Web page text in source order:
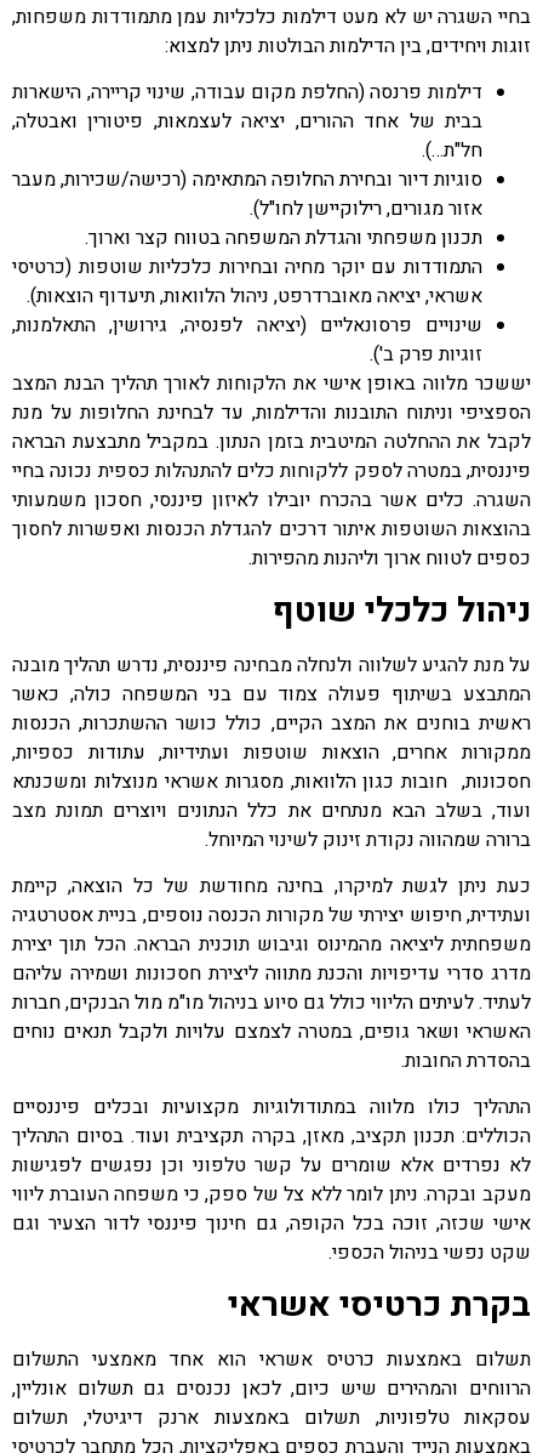
בחיי השגרה יש לא מעט דילמות כלכליות עמן מתמודדות משפחות,
זוגות ויחידים, בין הדילמות הבולטות ניתן למצוא:
דילמות פרנסה (החלפת מקום עבודה, שינוי קריירה, הישארות
בבית של אחד ההורים, יציאה לעצמאות, פיטורין ואבטלה,
חל"ת…).
סוגיות דיור ובחירת החלופה המתאימה (רכישה/שכירות, מעבר
אזור מגורים, רילוקיישן לחו"ל).
תכנון משפחתי והגדלת המשפחה בטווח קצר וארוך.
התמודדות עם יוקר מחיה ובחירות כלכליות שוטפות (כרטיסי
אשראי, יציאה מאוברדרפט, ניהול הלוואות, תיעדוף הוצאות).
שינויים פרסונאליים (יציאה לפנסיה, גירושין, התאלמנות,
זוגיות פרק ב').
יששכר מלווה באופן אישי את הלקוחות לאורך תהליך הבנת המצב
הספציפי וניתוח התובנות והדילמות, עד לבחינת החלופות על מנת
לקבל את ההחלטה המיטבית בזמן הנתון. במקביל מתבצעת הבראה
פיננסית, במטרה לספק ללקוחות כלים להתנהלות כספית נכונה בחיי
השגרה. כלים אשר בהכרח יובילו לאיזון פיננסי, חסכון משמעותי
בהוצאות השוטפות איתור דרכים להגדלת הכנסות ואפשרות לחסוך
כספים לטווח ארוך וליהנות מהפירות.
ניהול כלכלי שוטף
על מנת להגיע לשלווה ולנחלה מבחינה פיננסית, נדרש תהליך מובנה
המתבצע בשיתוף פעולה צמוד עם בני המשפחה כולה, כאשר
ראשית בוחנים את המצב הקיים, כולל כושר ההשתכרות, הכנסות
ממקורות אחרים, הוצאות שוטפות ועתידיות, עתודות כספיות,
חסכונות, חובות כגון הלוואות, מסגרות אשראי מנוצלות ומשכנתא
ועוד, בשלב הבא מנתחים את כלל הנתונים ויוצרים תמונת מצב
ברורה שמהווה נקודת זינוק לשינוי המיוחל.
כעת ניתן לגשת למיקרו, בחינה מחודשת של כל הוצאה, קיימת
ועתידית, חיפוש יצירתי של מקורות הכנסה נוספים, בניית אסטרטגיה
משפחתית ליציאה מהמינוס וגיבוש תוכנית הבראה. הכל תוך יצירת
מדרג סדרי עדיפויות והכנת מתווה ליצירת חסכונות ושמירה עליהם
לעתיד. לעיתים הליווי כולל גם סיוע בניהול מו"מ מול הבנקים, חברות
האשראי ושאר גופים, במטרה לצמצם עלויות ולקבל תנאים נוחים
בהסדרת החובות.
התהליך כולו מלווה במתודולוגיות מקצועיות ובכלים פיננסיים
הכוללים: תכנון תקציב, מאזן, בקרה תקציבית ועוד. בסיום התהליך
לא נפרדים אלא שומרים על קשר טלפוני וכן נפגשים לפגישות
מעקב ובקרה. ניתן לומר ללא צל של ספק, כי משפחה העוברת ליווי
אישי שכזה, זוכה בכל הקופה, גם חינוך פיננסי לדור הצעיר וגם
שקט נפשי בניהול הכספי.
בקרת כרטיסי אשראי
תשלום באמצעות כרטיס אשראי הוא אחד מאמצעי התשלום
הרווחים והמהירים שיש כיום, לכאן נכנסים גם תשלום אונליין,
עסקאות טלפוניות, תשלום באמצעות ארנק דיגיטלי, תשלום
באמצעות הנייד והעברת כספים באפליקציות, הכל מתחבר לכרטיסי